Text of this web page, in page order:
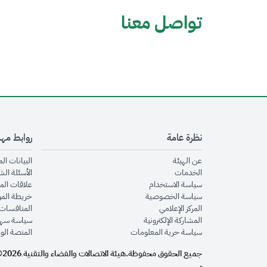
تواصل معنا
نظرة عامة
عن الهيئةopens in new window
الخدماتopens in new window
سياسة الاستخدام
سياسة الخصوصيةopens in new window
المركز الإعلاميopens in new window
المشاركة الإلكترونيةopens in new window
سياسة حرية المعلوماتopens in new window
روابط
البيانات
الأسئلة
علاقات
خريطة
سياسة
المنصة
جميع الحقوق محفوظة.هيئة الاتصالات والفضاء والتقنية.
2026©